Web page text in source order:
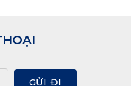
GỬI ĐI